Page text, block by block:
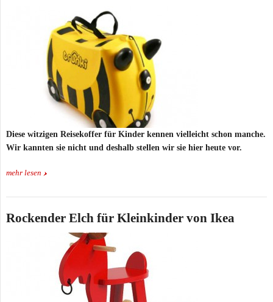
Diese witzigen Reisekoffer für Kinder kennen vielleicht schon manche.
Wir kannten sie nicht und deshalb stellen wir sie hier heute vor.
mehr lesen
Rockender Elch für Kleinkinder von Ikea